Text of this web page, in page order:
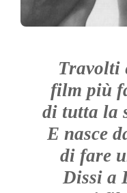
Travolti
film più
di tutta la
E nasce
di fare
Dissi a